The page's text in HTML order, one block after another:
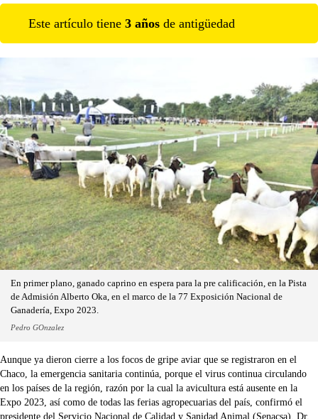
Este artículo tiene 3 años de antigüedad
En primer plano, ganado caprino en espera para la pre calificación, en la Pista
de Admisión Alberto Oka, en el marco de la 77 Exposición Nacional de
Ganadería, Expo 2023.
Pedro GOnzalez
Aunque ya dieron cierre a los focos de gripe aviar que se registraron en el
Chaco, la emergencia sanitaria continúa, porque el virus continua circulando
en los países de la región, razón por la cual la avicultura está ausente en la
Expo 2023, así como de todas las ferias agropecuarias del país, confirmó el
presidente del Servicio Nacional de Calidad y Sanidad Animal (Senacsa), Dr.